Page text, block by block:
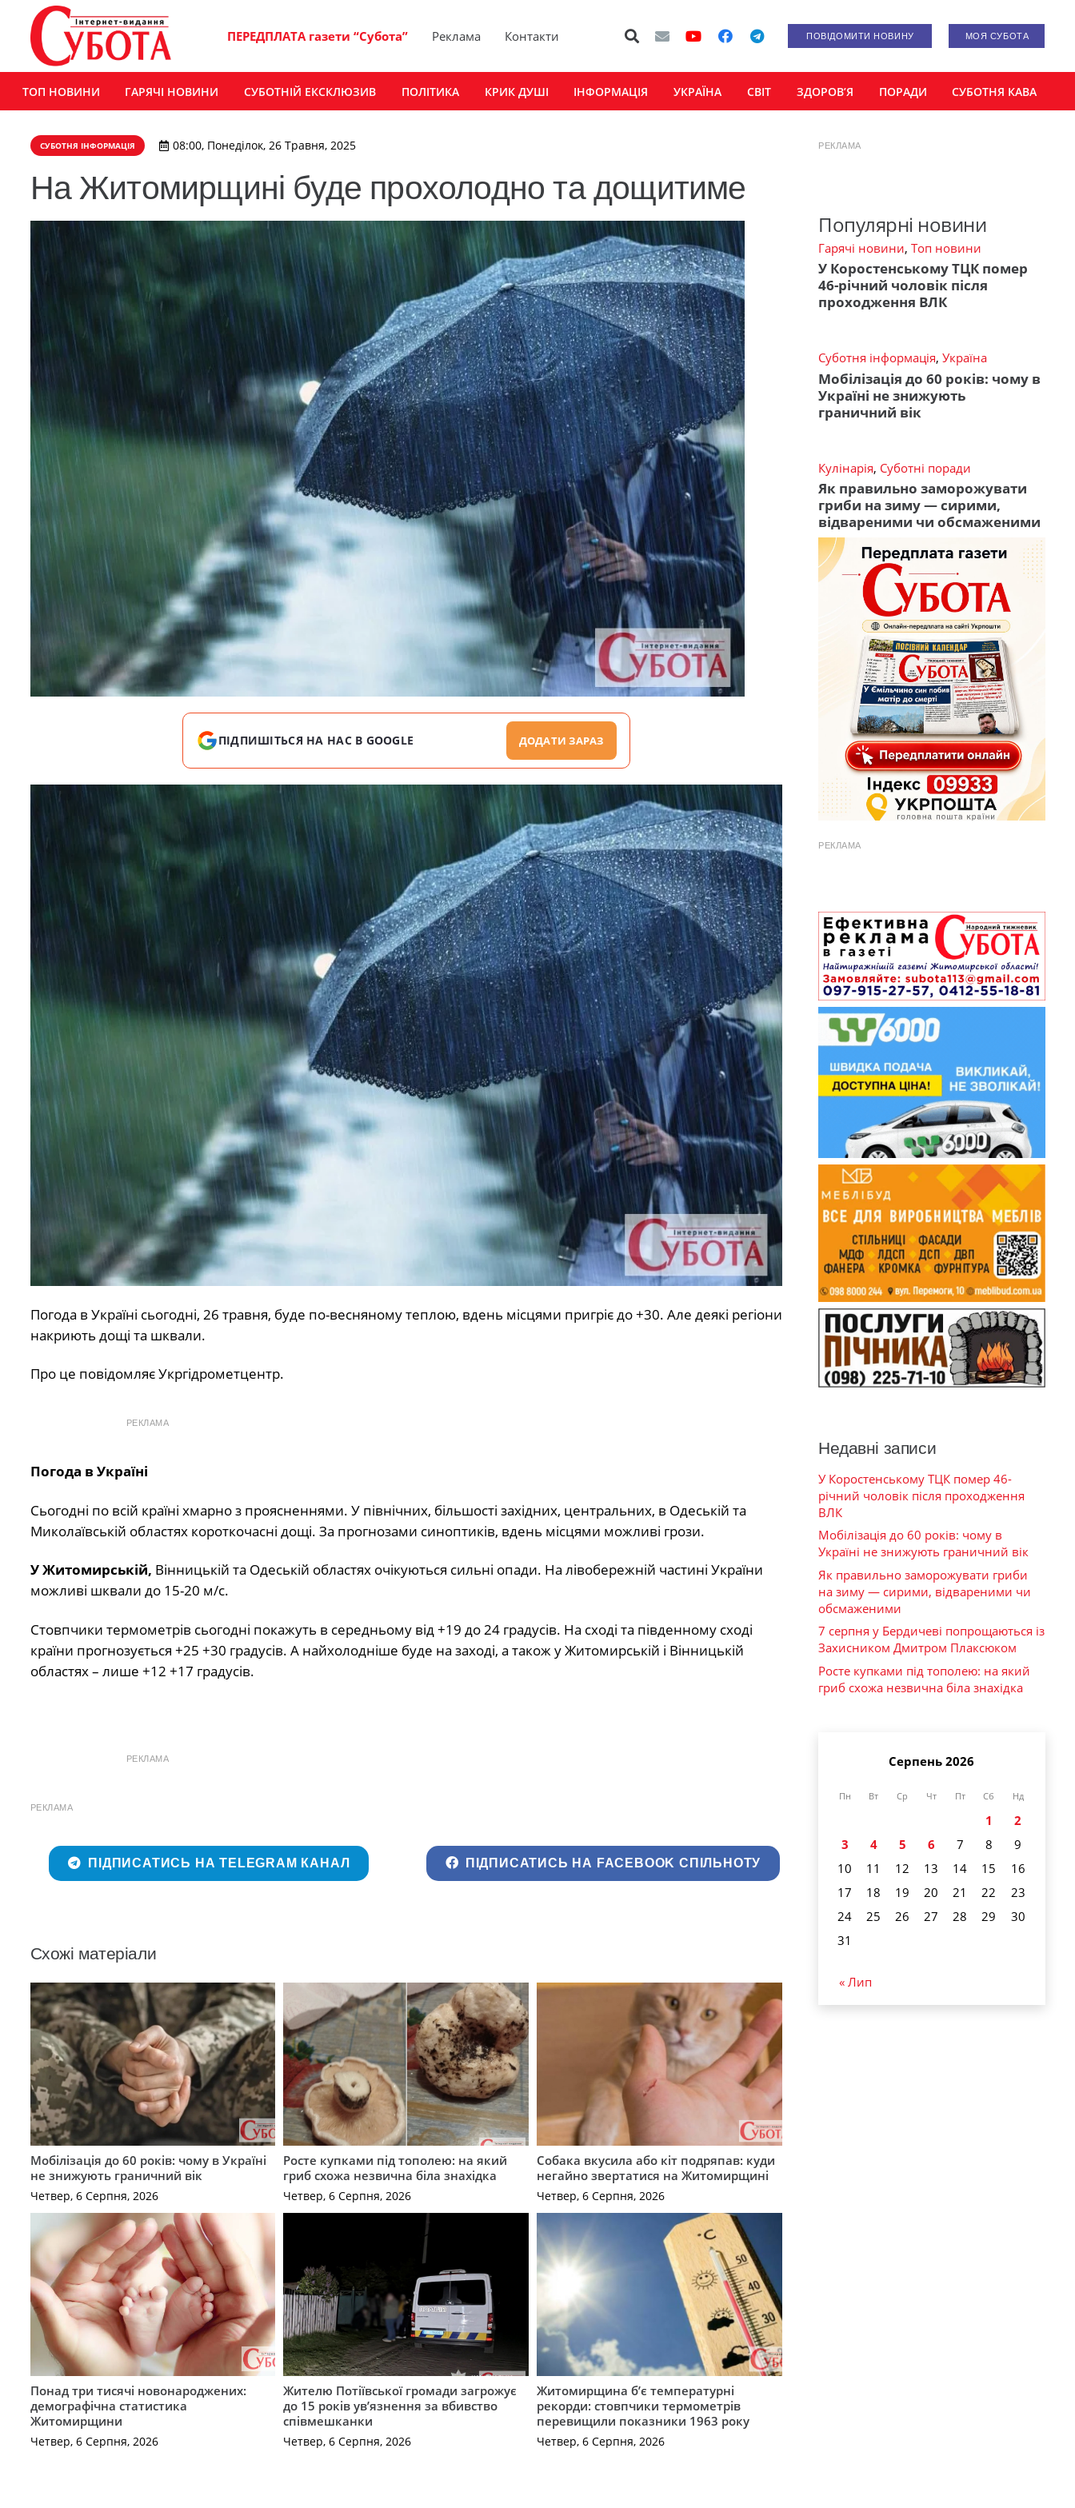
ПЕРЕДПЛАТА газети “Субота” Реклама Контакти ПОВІДОМИТИ НОВИНУ МОЯ СУБОТА
ТОП НОВИНИ ГАРЯЧІ НОВИНИ СУБОТНІЙ ЕКСКЛЮЗИВ ПОЛІТИКА КРИК ДУШІ ІНФОРМАЦІЯ УКРАЇНА СВІТ ЗДОРОВ’Я ПОРАДИ СУБОТНЯ КАВА
СУБОТНЯ ІНФОРМАЦІЯ 08:00, Понеділок, 26 Травня, 2025
На Житомирщині буде прохолодно та дощитиме
ПІДПИШІТЬСЯ НА НАС В GOOGLE ДОДАТИ ЗАРАЗ
Погода в Україні сьогодні, 26 травня, буде по-весняному теплою, вдень місцями пригріє до +30. Але деякі регіони
накриють дощі та шквали.
Про це повідомляє Укргідрометцентр.
РЕКЛАМА
Погода в Україні
Сьогодні по всій країні хмарно з проясненнями. У північних, більшості західних, центральних, в Одеській та
Миколаївській областях короткочасні дощі. За прогнозами синоптиків, вдень місцями можливі грози.
У Житомирській, Вінницькій та Одеській областях очікуються сильні опади. На лівобережній частині України
можливі шквали до 15-20 м/с.
Стовпчики термометрів сьогодні покажуть в середньому від +19 до 24 градусів. На сході та південному сході
країни прогнозується +25 +30 градусів. А найхолодніше буде на заході, а також у Житомирській і Вінницькій
областях – лише +12 +17 градусів.
РЕКЛАМА
РЕКЛАМА
ПІДПИСАТИСЬ НА TELEGRAM КАНАЛ ПІДПИСАТИСЬ НА FACEBOOK СПІЛЬНОТУ
Схожі матеріали
Мобілізація до 60 років: чому в Україні
не знижують граничний вік
Четвер, 6 Серпня, 2026
Росте купками під тополею: на який
гриб схожа незвична біла знахідка
Четвер, 6 Серпня, 2026
Собака вкусила або кіт подряпав: куди
негайно звертатися на Житомирщині
Четвер, 6 Серпня, 2026
Понад три тисячі новонароджених:
демографічна статистика
Житомирщини
Четвер, 6 Серпня, 2026
Жителю Потіївської громади загрожує
до 15 років ув’язнення за вбивство
співмешканки
Четвер, 6 Серпня, 2026
Житомирщина б’є температурні
рекорди: стовпчики термометрів
перевищили показники 1963 року
Четвер, 6 Серпня, 2026
РЕКЛАМА
Популярні новини
Гарячі новини, Топ новини
У Коростенському ТЦК помер
46-річний чоловік після
проходження ВЛК
Суботня інформація, Україна
Мобілізація до 60 років: чому в
Україні не знижують
граничний вік
Кулінарія, Суботні поради
Як правильно заморожувати
гриби на зиму — сирими,
відвареними чи обсмаженими
РЕКЛАМА
Недавні записи
У Коростенському ТЦК помер 46-
річний чоловік після проходження
ВЛК
Мобілізація до 60 років: чому в
Україні не знижують граничний вік
Як правильно заморожувати гриби
на зиму — сирими, відвареними чи
обсмаженими
7 серпня у Бердичеві попрощаються із
Захисником Дмитром Плаксюком
Росте купками під тополею: на який
гриб схожа незвична біла знахідка
Серпень 2026
Пн Вт Ср Чт Пт Сб Нд
1
2
3
4 5 6 7 8
9
10
11 12 13 14 15
16
17
18 19 20 21 22
23
24
25 26 27 28 29
30
31
« Лип